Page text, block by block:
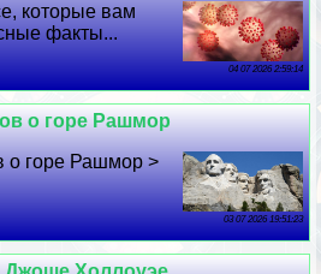
которые вам
факты...
04 07 2026 2:59:14
о горе Рашмор
о горе Рашмор >
03 07 2026 19:51:23